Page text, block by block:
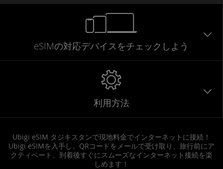
eSIMの対応デバイスをチェックしよう
利用方法
Ubigi eSIM タジキスタンで現地料金でインターネットに接続！
Ubigi eSIMを入手し、QRコードをメールで受け取り、旅行前にア
クティベート。到着後すぐにスムーズなインターネット接続を楽
しめます！